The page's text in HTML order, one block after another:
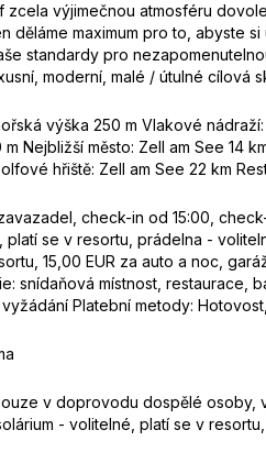
výjimečnou atmosféru
maximum pro to, abyste
standardy pro
moderní, malé / útulné cílová
výška 250 m Vlakové
Nejbližší město: Zell am See 14
hřiště: Zell am See 22 km
check-in od 15:00,
se v resortu, prádelna -
15,00 EUR za auto a noc,
snídaňová místnost, restaurace,
Platební metody:
v doprovodu dospělé osoby,
- volitelné, platí se v